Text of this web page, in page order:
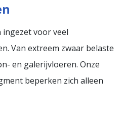
voor veel
Van extreem zwaar belaste
en galerijvloeren. Onze
beperken zich alleen